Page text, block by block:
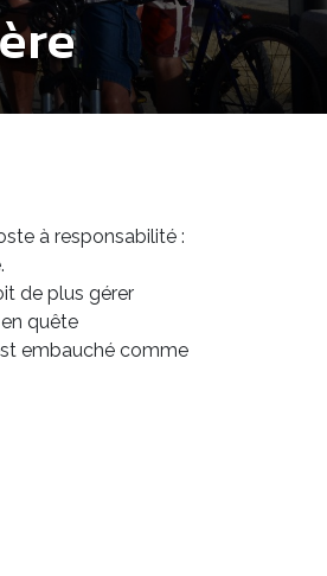
à responsabilité :
de plus gérer
quête
embauché comme